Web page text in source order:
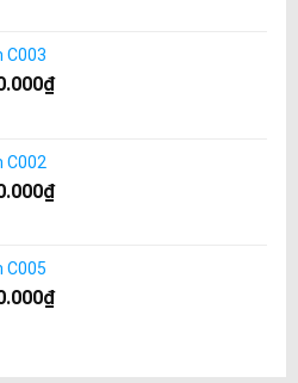
C003
₫
C002
₫
C005
₫